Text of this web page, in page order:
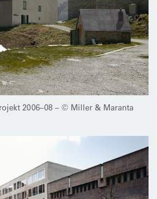
2006–08 – © Miller & Maranta